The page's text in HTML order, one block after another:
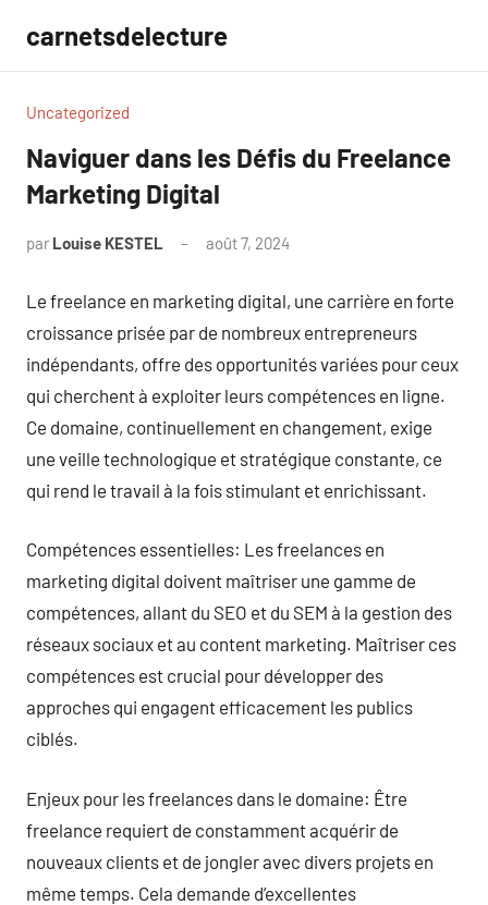
contenu
carnetsdelecture
Uncategorized
Naviguer dans les Défis du Freelance
Marketing Digital
par Louise KESTEL août 7, 2024
Le freelance en marketing digital, une carrière en forte
croissance prisée par de nombreux entrepreneurs
indépendants, offre des opportunités variées pour ceux
qui cherchent à exploiter leurs compétences en ligne.
Ce domaine, continuellement en changement, exige
une veille technologique et stratégique constante, ce
qui rend le travail à la fois stimulant et enrichissant.
Compétences essentielles: Les freelances en
marketing digital doivent maîtriser une gamme de
compétences, allant du SEO et du SEM à la gestion des
réseaux sociaux et au content marketing. Maîtriser ces
compétences est crucial pour développer des
approches qui engagent efficacement les publics
ciblés.
Enjeux pour les freelances dans le domaine: Être
freelance requiert de constamment acquérir de
nouveaux clients et de jongler avec divers projets en
même temps. Cela demande d’excellentes